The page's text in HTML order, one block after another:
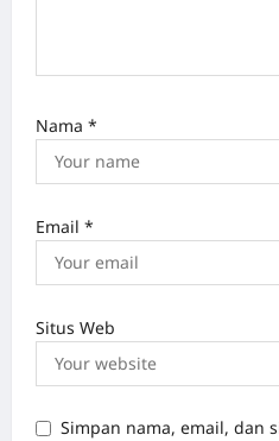
Nama *
Email *
Situs Web
Simpan nama, email, dan